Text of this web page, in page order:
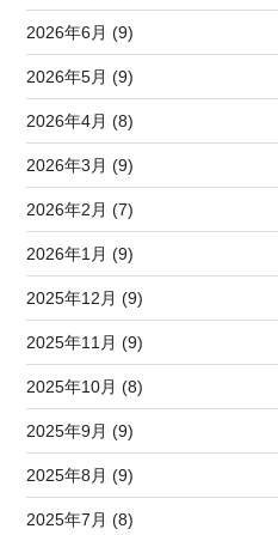
2026年6月 (9)
2026年5月 (9)
2026年4月 (8)
2026年3月 (9)
2026年2月 (7)
2026年1月 (9)
2025年12月 (9)
2025年11月 (9)
2025年10月 (8)
2025年9月 (9)
2025年8月 (9)
2025年7月 (8)